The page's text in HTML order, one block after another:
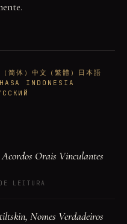
简体） 中文（繁體） 日本語
INDONESIA
Orais Vinculantes
LEITURA
Nomes Verdadeiros